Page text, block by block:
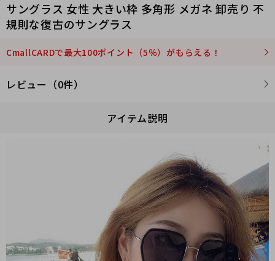
サングラス 女性 大きい枠 多角形 メガネ 卸売り 不
規則な復古のサングラス
CmallCARDで最大100ポイント（5％）がもらえる！
レビュー（0件）
アイテム説明